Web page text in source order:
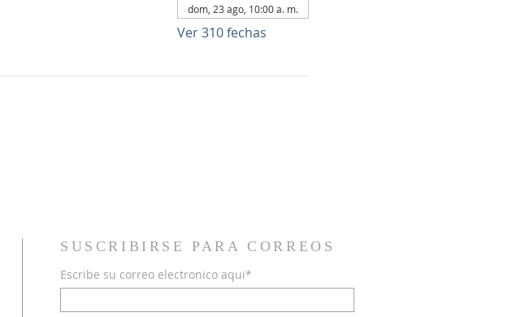
dom, 23 ago, 10:00 a. m.
Ver 310 fechas
SUSCRIBIRSE PARA CORREOS
Escribe su correo electronico aqui*